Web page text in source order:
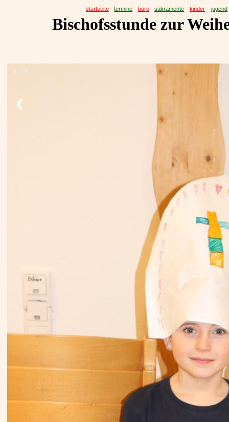
startseite termine büro sakramente kinder jugend
Bischofsstunde zur
0 / 13
❮